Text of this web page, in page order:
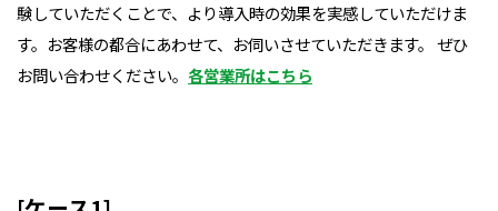
験していただくことで、より導入時の効果を実感していただけま
す。お客様の都合にあわせて、お伺いさせていただきます。 ぜひ
お問い合わせください。 各営業所はこちら